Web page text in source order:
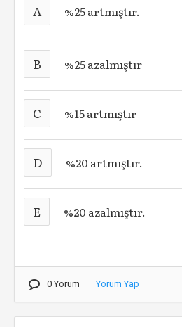
A %25 artmıştır.
B %25 azalmıştır
C %15 artmıştır
D %20 artmıştır.
E %20 azalmıştır.
0 Yorum Yorum Yap